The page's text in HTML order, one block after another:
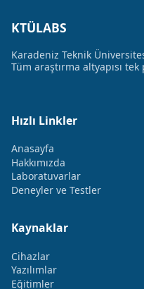
KTÜLABS
Karadeniz Teknik
Tüm araştırma altyapısı
Hızlı Linkler
Anasayfa
Hakkımızda
Laboratuvarlar
Deneyler ve Testler
Kaynaklar
Cihazlar
Yazılımlar
Eğitimler